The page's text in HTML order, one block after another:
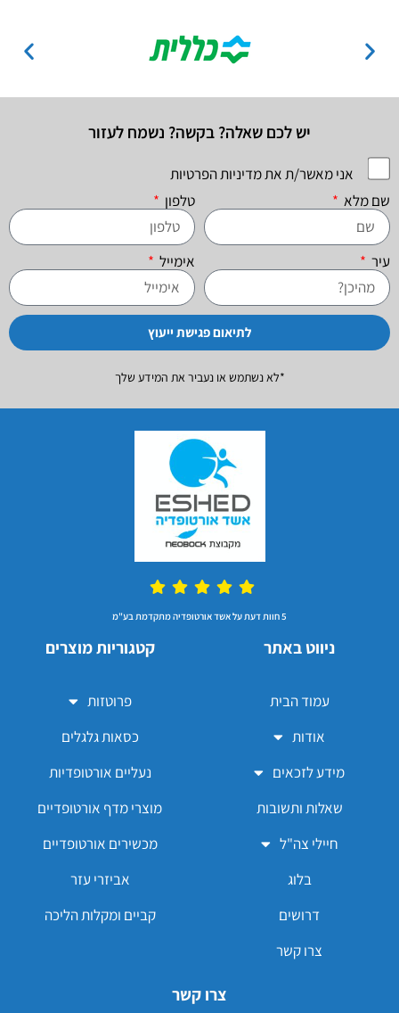
יש לכם שאלה? בקשה? נשמח לעזור
אני מאשר/ת את מדיניות הפרטיות
שם מלא
טלפון
עיר אימייל
לתיאום פגישת ייעוץ
*לא נשתמש או נעביר את המידע שלך
5 חוות דעת על אשד אורטופדיה מתקדמת בע"מ
ניווט באתר
עמוד הבית
אודות
מידע לזכאים
שאלות ותשובות
חיילי צה"ל
בלוג
דרושים
צרו קשר
קטגוריות מוצרים
פרוטזות
כסאות גלגלים
נעליים אורטופדיות
מוצרי מדף אורטופדיים
מכשירים אורטופדיים
אביזרי עזר
קביים ומקלות הליכה
צרו קשר